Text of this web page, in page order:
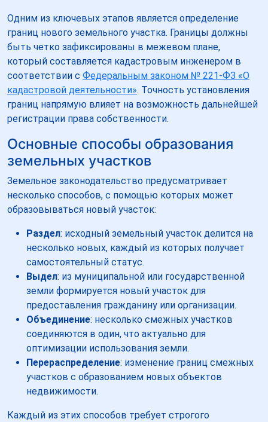
Одним из ключевых этапов является определение
границ нового земельного участка. Границы должны
быть четко зафиксированы в межевом плане,
который составляется кадастровым инженером в
соответствии с Федеральным законом № 221-ФЗ «О
кадастровой деятельности». Точность установления
границ напрямую влияет на возможность дальнейшей
регистрации права собственности.
Основные способы образования
земельных участков
Земельное законодательство предусматривает
несколько способов, с помощью которых может
образовываться новый участок:
Раздел: исходный земельный участок делится на
несколько новых, каждый из которых получает
самостоятельный статус.
Выдел: из муниципальной или государственной
земли формируется новый участок для
предоставления гражданину или организации.
Объединение: несколько смежных участков
соединяются в один, что актуально для
оптимизации использования земли.
Перераспределение: изменение границ смежных
участков с образованием новых объектов
недвижимости.
Каждый из этих способов требует строгого